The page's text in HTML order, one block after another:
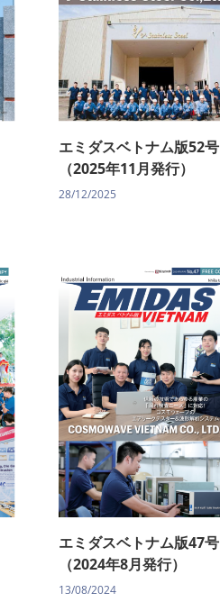
エミダスベトナム版52号
（2025年11月発行）
28/12/2025
エミダスベトナム版47号
（2024年8月発行）
13/08/2024